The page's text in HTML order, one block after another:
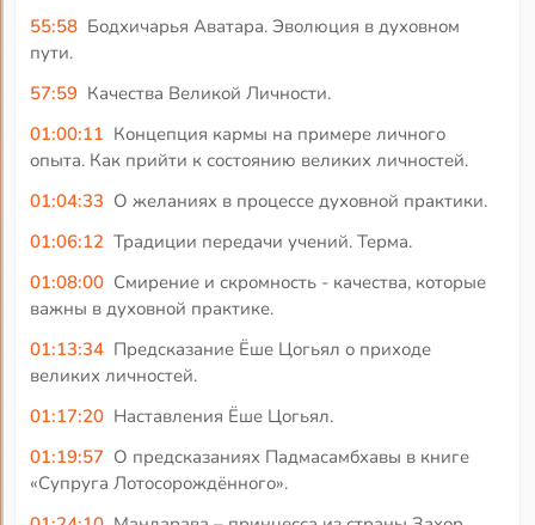
55:58 Бодхичарья Аватара. Эволюция в духовном
пути.
57:59 Качества Великой Личности.
01:00:11 Концепция кармы на примере личного
опыта. Как прийти к состоянию великих личностей.
01:04:33 О желаниях в процессе духовной практики.
01:06:12 Традиции передачи учений. Терма.
01:08:00 Смирение и скромность - качества, которые
важны в духовной практике.
01:13:34 Предсказание Ёше Цогьял о приходе
великих личностей.
01:17:20 Наставления Ёше Цогьял.
01:19:57 О предсказаниях Падмасамбхавы в книге
«Супруга Лотосорождённого».